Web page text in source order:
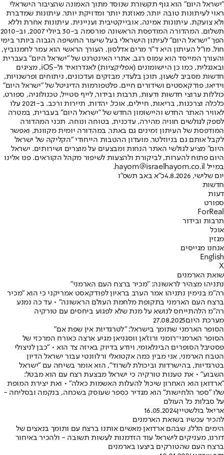
"ישראל היום" הוא גוף תקשורת שנוסד מתוך האמונה שהציבור הישראלי
ראוי לעיתונות טובה יותר, מאוזנת יותר ומדויקת יותר. עיתונות שמדברת
ולא צועקת. עיתונות אמינה, אובייקטיבית ועניינית. עיתונות אחרת וללא
תשלום. המהדורה המודפסת הראשונה פורסמה ב-30 ביולי 2007, וב-2010
הפך "ישראל היום" לעיתון הישראלי בעל שיעור החשיפה הגבוה ביותר בימי
חול. מו"ל העיתון היא ד"ר מרים אדלסון. העורך הראשי הוא עמר לחמנוביץ,
והעורך המייסד הוא עמוס רגב. אתרי האינטרנט של "ישראל היום" בעברית
ובאנגלית, כמו כן היישומונים (אפליקציות) לאנדרואיד ול-iOS, מציגים
חדשות מסביב לשעון, תוכן בלעדי, מבזקים ועדכונים, ניתוחים ופרשנויות,
וידיאו, פודקאסטים ושידורים חיים. פלטפורמות הדיגיטל של "ישראל היום"
כוללות ערוצי חדשות ודעות, תרבות ובידור, לייף סטייל, טכנולוגיה, ספורט,
כלכלה וצרכנות, בריאות, חיילים, אוכל, יהדות, תיירות ורכב. ב-2021 עלו
לאוויר האתר החדש והיישומון החדש של "ישראל היום" בעברית, במטרה
לספק לגולשים חוויה מהירה, עדכנית, בטוחה ונוחה. תכני המהדורה
המודפסת של העיתון זמינים גם באתר, במהדורה יומית מקוונת, ואפשר
לקבל אותם גם בניוזלטר. מועדון ההטבות הייחודי "הקליקה של ישראל
היום" מציע לגולשי האתר הנחות ומבצעים על מוצרים ושירותים. ישראל
היום פתוח להערות, לביקורת ולהצעות לשיפור מקהל הקוראים. פנו אלינו
במייל hayom@israelhayom.co.il.
יום שלישי, 4.8.2026
כ"א באב תשפ"ו
חדשות
דעות
ספורט
ForReal
תרבות ובידור
אוכל
מגזין
אנחנו מגייסים
English
X
שואת הארמנים
נתניהו מצהיר לראשונה: "מכיר ברצח העם הארמני"
רה"מ בנימין נתניהו אמר הערב בראיון לפודקאסט אמריקני כי הוא "מכיר
ברצח העם הארמני בתקופת מלחמת העולם הראשונה" • עד כה נמנע
רה"מ הלהתייחס לנושא על מנת שלא לפגוע ביחסים עם טורקיה
מערכת היום27.08.2025
הסופר הארמני שתומך בישראל: "לטרגדיות אין שפת אם"
הסופר הארמני־רומני ורוז'אן ווסגניאן מגיע ארצה כאורח המרכזי של
פסטיבל הסופרים הבינלאומי, ויודע בדיוק באיזה צד הוא • "כבן לניצולי
הטבח הארמני, אני מבין כמה אקטואלי ורלוונטי עבור ישראל הדיון
בטרגדיות, בהישרדות וביכולת לשרוד", הוא אומר בשיחה עם "ישראל
השבוע" • את טענות טורקיה כי ישראל מבצעת רצח עם הוא מבטל:
"ארדואן הוא האחרון שיכול להעלות האשמות כאלה" • ואת יצירת המופת
שלו "ספר הלחישות" הוא מגדיר כספר שעוסק בשכחה, בנקמה ובסליחה -
על סבלות כל העולם
אריאל בולשטיין16.05.2024
להכיר עכשיו בשואת הארמנים
הימים הללו, שבהם ארדואן מאשים אותנו ברצח עם ותומך בנאצים של
דורנו, מעניקים לישראל עוד הזדמנות לעשות תשובה - ולהכיר באיחור
ברצח העם שהטורקים ביצעו בארמנים